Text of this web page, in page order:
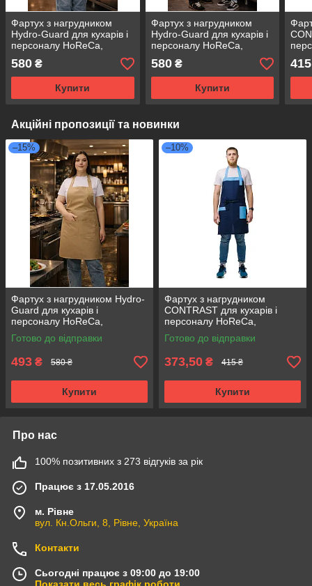
Фартух з нагрудником
Hydro-Guard для кухарів і
персоналу HoReCa,
водовідштовхувальний
чорний
580 ₴
Купити
Фартух з нагрудником
Hydro-Guard для кухарів і
персоналу HoReCa,
водовідштовхувальний
сірий
580₴
Купити
415
Акційні пропозиції та новинки
–15%
Фартух з нагрудником Hydro-
Guard для кухарів і
персоналу HoReCa,
водовідштовхувальний
бежевий
Готово до відправки
493 ₴ 580 ₴
Купити
–10%
Фартух з нагрудником
CONTRAST для кухарів і
персоналу HoReCa,
регульований на шиї синій
Готово до відправки
373,50 ₴ 415 ₴
Купити
Про нас
100% позитивних з 273 відгуків за рік
Працює з 17.05.2016
м. Рівне
вул. Кн.Ольги, 8, Рівне, Україна
Контакти
Сьогодні працює з 09:00 до 19:00